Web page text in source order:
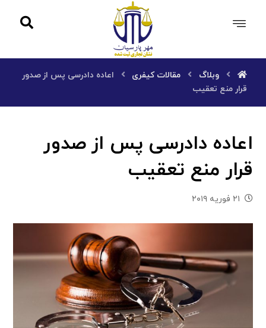
وبلاگ مقالات کیفری
اعاده دادرسی پس از صدور
قرار منع تعقیب
اعاده دادرسی پس از صدور
قرار منع تعقیب
۲۱ فوریه ۲۰۱۹